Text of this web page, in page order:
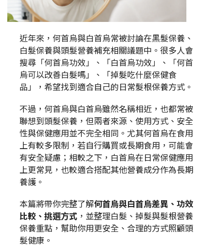
近年來，何首烏與白首烏常被討論在黑髮保養、
白髮保養與頭髮營養補充相關議題中。很多人會
搜尋「何首烏功效」、「白首烏功效」、「何首
烏可以改善白髮嗎」、「掉髮吃什麼保健食
品」，希望找到適合自己的日常髮根保養方式。
不過，何首烏與白首烏雖然名稱相近，也都常被
聯想到頭髮保養，但兩者來源、使用方式、安全
性與保健應用並不完全相同。尤其何首烏在食用
上有較多限制，若自行購買或長期食用，可能會
有安全疑慮；相較之下，白首烏在日常保健應用
上更常見，也較適合搭配其他營養成分作為長期
養護。
本篇將帶你完整了解何首烏與白首烏差異、功效
比較、挑選方式 ，並整理白髮、掉髮與髮根營養
保養重點，幫助你用更安全、合理的方式照顧頭
髮健康。